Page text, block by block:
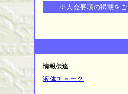
※大会要項の掲載をご
情報伝達
液体チョーク